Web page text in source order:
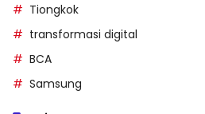
Tiongkok
transformasi digital
BCA
Samsung